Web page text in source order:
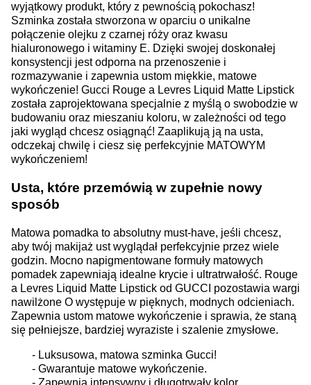
wyjątkowy produkt, który z pewnością pokochasz!
Szminka została stworzona w oparciu o unikalne
połączenie olejku z czarnej róży oraz kwasu
hialuronowego i witaminy E. Dzięki swojej doskonałej
konsystencji jest odporna na przenoszenie i
rozmazywanie i zapewnia ustom miękkie, matowe
wykończenie! Gucci Rouge a Levres Liquid Matte Lipstick
została zaprojektowana specjalnie z myślą o swobodzie w
budowaniu oraz mieszaniu koloru, w zależności od tego
jaki wygląd chcesz osiągnąć! Zaaplikują ją na usta,
odczekaj chwilę i ciesz się perfekcyjnie MATOWYM
wykończeniem!
Usta, które przemówią w zupełnie nowy
sposób
Matowa pomadka to absolutny must-have, jeśli chcesz,
aby twój makijaż ust wyglądał perfekcyjnie przez wiele
godzin. Mocno napigmentowane formuły matowych
pomadek zapewniają idealne krycie i ultratrwałość. Rouge
a Levres Liquid Matte Lipstick od GUCCI pozostawia wargi
nawilżone O występuje w pięknych, modnych odcieniach.
Zapewnia ustom matowe wykończenie i sprawia, że staną
się pełniejsze, bardziej wyraziste i szalenie zmysłowe.
- Luksusowa, matowa szminka Gucci!
- Gwarantuje matowe wykończenie.
- Zapewnia intensywny i długotrwały kolor.